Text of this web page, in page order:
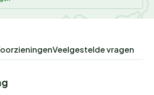
Veelgestelde vragen